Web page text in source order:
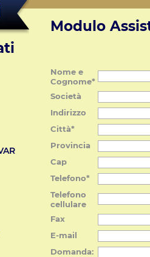
Modulo
Nome e
Cognome*
Società
Indirizzo
Città*
Provincia
Cap
Telefono*
Telefono
cellulare
Fax
E-mail
Domanda: